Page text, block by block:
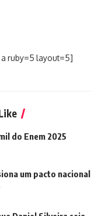
ruby=5 layout=5]
do Enem 2025
um pacto nacional